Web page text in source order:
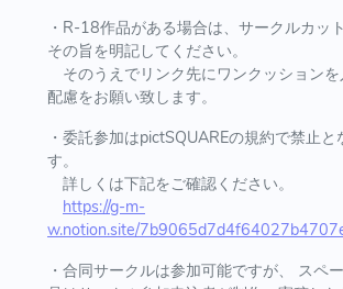
・R-18作品がある場合は、サークルカッ
その旨を明記してください。
そのうえでリンク先にワンクッション
配慮をお願い致します。
・委託参加はpictSQUAREの規約で禁止と
す。
詳しくは下記をご確認ください。
https://g-m-
w.notion.site/
・合同サークルは参加可能ですが、 スペ